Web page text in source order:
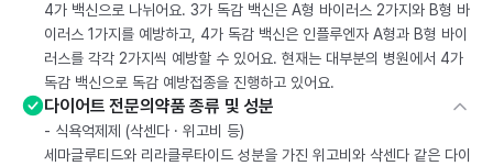
4가 백신으로 나뉘어요. 3가 독감 백신은 A형 바이러스 2가지와 B형 바
이러스 1가지를 예방하고, 4가 독감 백신은 인플루엔자 A형과 B형 바이
러스를 각각 2가지씩 예방할 수 있어요. 현재는 대부분의 병원에서 4가
독감 백신으로 독감 예방접종을 진행하고 있어요.
다이어트 전문의약품 종류 및 성분
- 식욕억제제 (삭센다 · 위고비 등)
세마글루티드와 리라클루타이드 성분을 가진 위고비와 삭센다 같은 다이